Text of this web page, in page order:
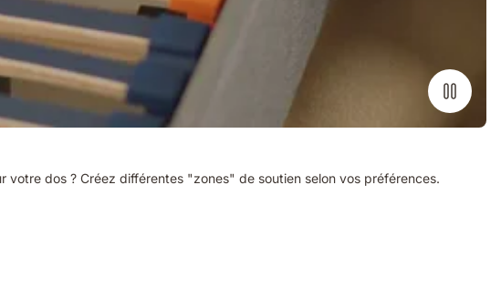
dos ? Créez différentes "zones" de soutien selon vos préférences.